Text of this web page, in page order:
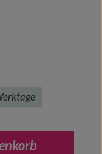
Wert ein oder